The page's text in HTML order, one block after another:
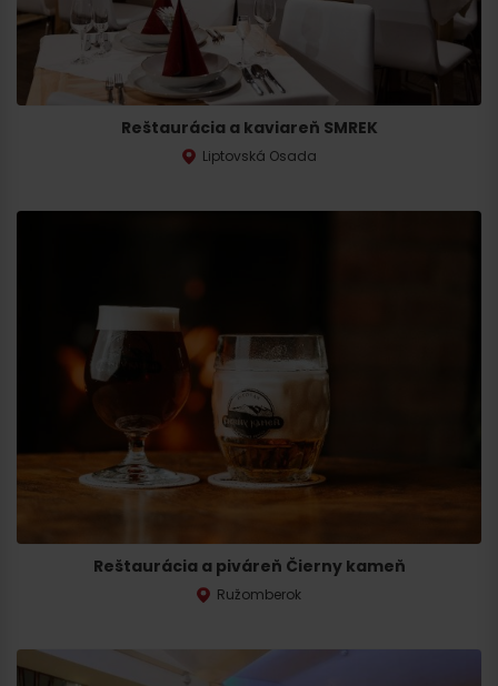
Reštaurácia a kaviareň SMREK
Liptovská Osada
Reštaurácia a piváreň Čierny kameň
Ružomberok